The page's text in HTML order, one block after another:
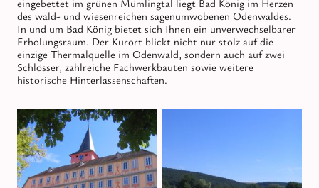
des wald- und wiesenreichen sagenumwobenen Odenwaldes.
In und um Bad König bietet sich Ihnen ein unverwechselbarer
Erholungsraum. Der Kurort blickt nicht nur stolz auf die
einzige Thermalquelle im Odenwald, sondern auch auf zwei
Schlösser, zahlreiche Fachwerkbauten sowie weitere
historische Hinterlassenschaften.